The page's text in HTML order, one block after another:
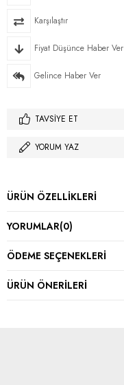
Karşılaştır
Fiyat Düşünce Haber Ver
Gelince Haber Ver
TAVSIYE ET
YORUM YAZ
ÜRÜN ÖZELLIKLERI
YORUMLAR(0)
ÖDEME SEÇENEKLERI
ÜRÜN ÖNERILERI